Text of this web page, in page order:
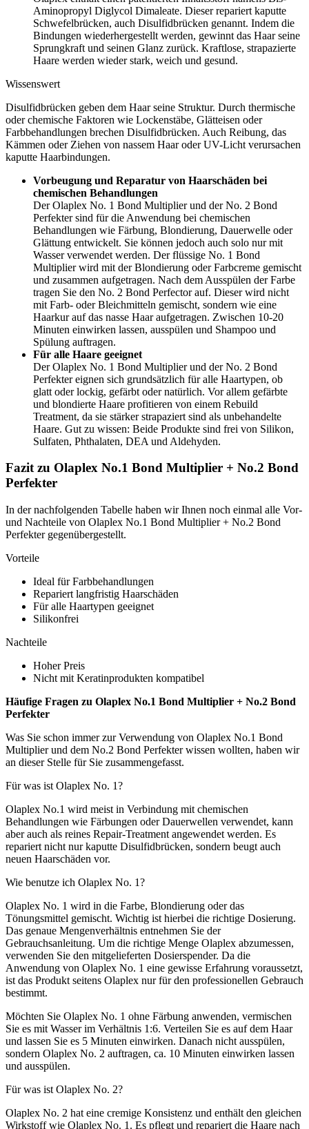
Aminopropyl Diglycol Dimaleate. Dieser repariert kaputte
Schwefelbrücken, auch Disulfidbrücken genannt. Indem die
Bindungen wiederhergestellt werden, gewinnt das Haar seine
Sprungkraft und seinen Glanz zurück. Kraftlose, strapazierte
Haare werden wieder stark, weich und gesund.
Wissenswert
Disulfidbrücken geben dem Haar seine Struktur. Durch thermische
oder chemische Faktoren wie Lockenstäbe, Glätteisen oder
Farbbehandlungen brechen Disulfidbrücken. Auch Reibung, das
Kämmen oder Ziehen von nassem Haar oder UV-Licht verursachen
kaputte Haarbindungen.
Vorbeugung und Reparatur von Haarschäden bei
chemischen Behandlungen
Der Olaplex No. 1 Bond Multiplier und der No. 2 Bond
Perfekter sind für die Anwendung bei chemischen
Behandlungen wie Färbung, Blondierung, Dauerwelle oder
Glättung entwickelt. Sie können jedoch auch solo nur mit
Wasser verwendet werden. Der flüssige No. 1 Bond
Multiplier wird mit der Blondierung oder Farbcreme gemischt
und zusammen aufgetragen. Nach dem Ausspülen der Farbe
tragen Sie den No. 2 Bond Perfector auf. Dieser wird nicht
mit Farb- oder Bleichmitteln gemischt, sondern wie eine
Haarkur auf das nasse Haar aufgetragen. Zwischen 10-20
Minuten einwirken lassen, ausspülen und Shampoo und
Spülung auftragen.
Für alle Haare geeignet
Der Olaplex No. 1 Bond Multiplier und der No. 2 Bond
Perfekter eignen sich grundsätzlich für alle Haartypen, ob
glatt oder lockig, gefärbt oder natürlich. Vor allem gefärbte
und blondierte Haare profitieren von einem Rebuild
Treatment, da sie stärker strapaziert sind als unbehandelte
Haare. Gut zu wissen: Beide Produkte sind frei von Silikon,
Sulfaten, Phthalaten, DEA und Aldehyden.
Fazit zu Olaplex No.1 Bond Multiplier + No.2 Bond
Perfekter
In der nachfolgenden Tabelle haben wir Ihnen noch einmal alle Vor-
und Nachteile von Olaplex No.1 Bond Multiplier + No.2 Bond
Perfekter gegenübergestellt.
Vorteile
Ideal für Farbbehandlungen
Repariert langfristig Haarschäden
Für alle Haartypen geeignet
Silikonfrei
Nachteile
Hoher Preis
Nicht mit Keratinprodukten kompatibel
Häufige Fragen zu Olaplex No.1 Bond Multiplier + No.2 Bond
Perfekter
Was Sie schon immer zur Verwendung von Olaplex No.1 Bond
Multiplier und dem No.2 Bond Perfekter wissen wollten, haben wir
an dieser Stelle für Sie zusammengefasst.
Für was ist Olaplex No. 1?
Olaplex No.1 wird meist in Verbindung mit chemischen
Behandlungen wie Färbungen oder Dauerwellen verwendet, kann
aber auch als reines Repair-Treatment angewendet werden. Es
repariert nicht nur kaputte Disulfidbrücken, sondern beugt auch
neuen Haarschäden vor.
Wie benutze ich Olaplex No. 1?
Olaplex No. 1 wird in die Farbe, Blondierung oder das
Tönungsmittel gemischt. Wichtig ist hierbei die richtige Dosierung.
Das genaue Mengenverhältnis entnehmen Sie der
Gebrauchsanleitung. Um die richtige Menge Olaplex abzumessen,
verwenden Sie den mitgelieferten Dosierspender. Da die
Anwendung von Olaplex No. 1 eine gewisse Erfahrung voraussetzt,
ist das Produkt seitens Olaplex nur für den professionellen Gebrauch
bestimmt.
Möchten Sie Olaplex No. 1 ohne Färbung anwenden, vermischen
Sie es mit Wasser im Verhältnis 1:6. Verteilen Sie es auf dem Haar
und lassen Sie es 5 Minuten einwirken. Danach nicht ausspülen,
sondern Olaplex No. 2 auftragen, ca. 10 Minuten einwirken lassen
und ausspülen.
Für was ist Olaplex No. 2?
Olaplex No. 2 hat eine cremige Konsistenz und enthält den gleichen
Wirkstoff wie Olaplex No. 1. Es pflegt und repariert die Haare nach